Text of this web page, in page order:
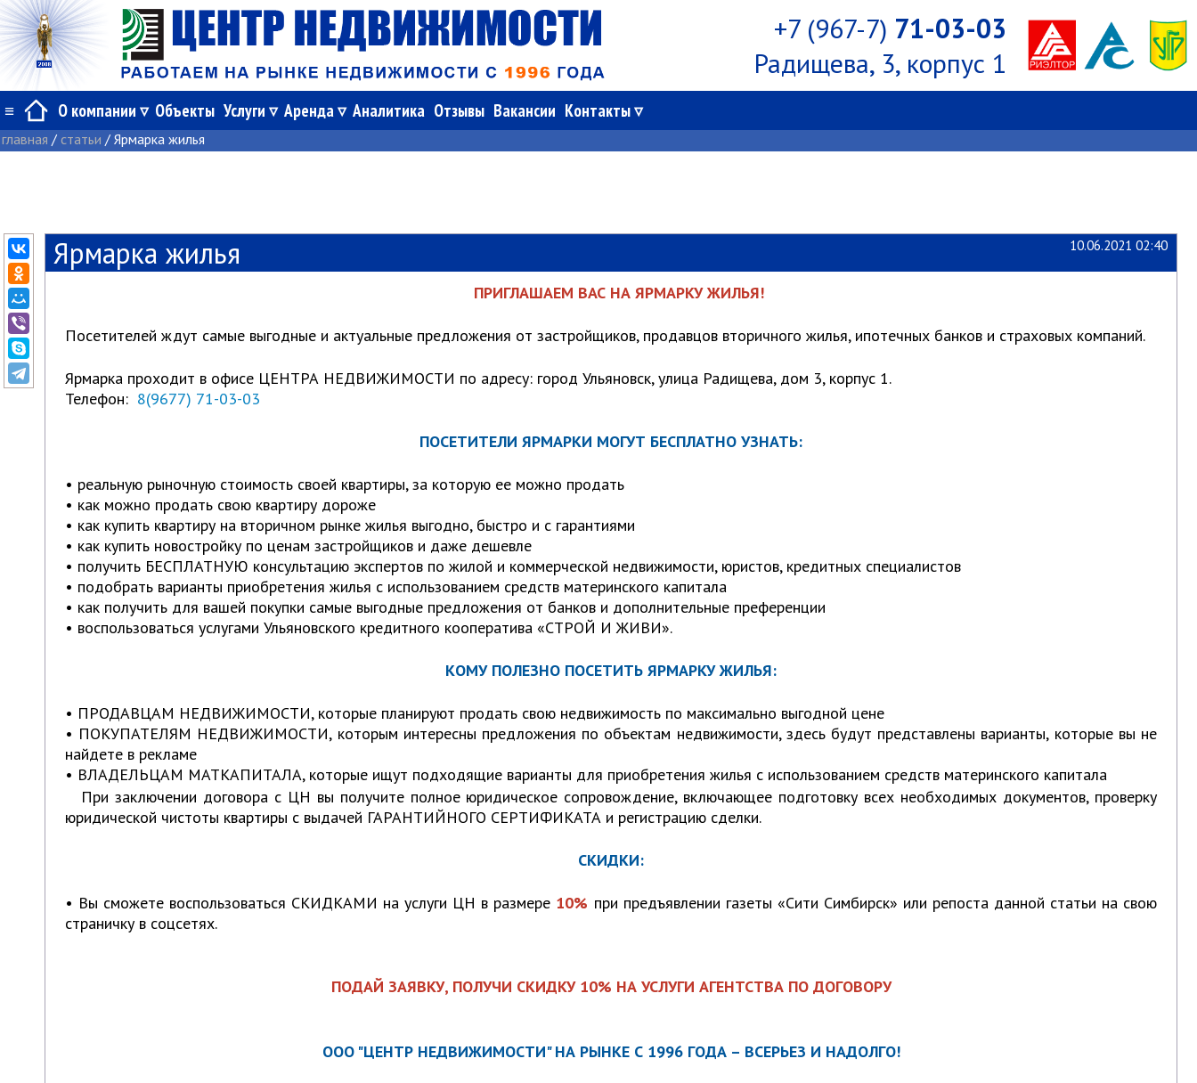
+7 (967-7) 71-03-03
Радищева, 3, корпус 1
≡ О компании Объекты Услуги Аренда Аналитика Отзывы Вакансии Контакты
главная / статьи / Ярмарка жилья
10.06.2021 02:40
Ярмарка жилья
ПРИГЛАШАЕМ ВАС НА ЯРМАРКУ ЖИЛЬЯ!
Посетителей ждут самые выгодные и актуальные предложения от застройщиков, продавцов вторичного жилья, ипотечных банков и страховых компаний.
Ярмарка проходит в офисе ЦЕНТРА НЕДВИЖИМОСТИ по адресу: город Ульяновск, улица Радищева, дом 3, корпус 1.
Телефон: 8(9677) 71-03-03
ПОСЕТИТЕЛИ ЯРМАРКИ МОГУТ БЕСПЛАТНО УЗНАТЬ:
• реальную рыночную стоимость своей квартиры, за которую ее можно продать
• как можно продать свою квартиру дороже
• как купить квартиру на вторичном рынке жилья выгодно, быстро и с гарантиями
• как купить новостройку по ценам застройщиков и даже дешевле
• получить БЕСПЛАТНУЮ консультацию экспертов по жилой и коммерческой недвижимости, юристов, кредитных специалистов
• подобрать варианты приобретения жилья с использованием средств материнского капитала
• как получить для вашей покупки самые выгодные предложения от банков и дополнительные преференции
• воспользоваться услугами Ульяновского кредитного кооператива «СТРОЙ И ЖИВИ».
КОМУ ПОЛЕЗНО ПОСЕТИТЬ ЯРМАРКУ ЖИЛЬЯ:
• ПРОДАВЦАМ НЕДВИЖИМОСТИ, которые планируют продать свою недвижимость по максимально выгодной цене
• ПОКУПАТЕЛЯМ НЕДВИЖИМОСТИ, которым интересны предложения по объектам недвижимости, здесь будут представлены варианты, которые вы не
найдете в рекламе
• ВЛАДЕЛЬЦАМ МАТКАПИТАЛА, которые ищут подходящие варианты для приобретения жилья с использованием средств материнского капитала
При заключении договора с ЦН вы получите полное юридическое сопровождение, включающее подготовку всех необходимых документов, проверку
юридической чистоты квартиры с выдачей ГАРАНТИЙНОГО СЕРТИФИКАТА и регистрацию сделки.
СКИДКИ:
• Вы сможете воспользоваться СКИДКАМИ на услуги ЦН в размере 10% при предъявлении газеты «Сити Симбирск» или репоста данной статьи на свою
страничку в соцсетях.
ПОДАЙ ЗАЯВКУ, ПОЛУЧИ СКИДКУ 10% НА УСЛУГИ АГЕНТСТВА ПО ДОГОВОРУ
ООО "ЦЕНТР НЕДВИЖИМОСТИ" НА РЫНКЕ С 1996 ГОДА – ВСЕРЬЕЗ И НАДОЛГО!